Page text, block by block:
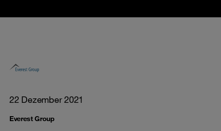
22 Dezember 2021
Everest Group